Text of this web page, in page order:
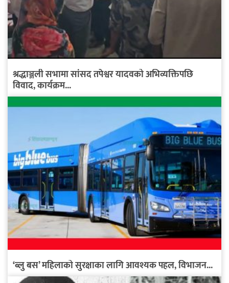
श्रद्धाञ्जली सभामा सांसद तपेश्वर यादवको अभिव्यक्तिपछि
विवाद, कार्यक्रम...
‘ब्लु बस’ महिलाको सुरक्षाका लागि आवश्यक पहल, विभाजन...